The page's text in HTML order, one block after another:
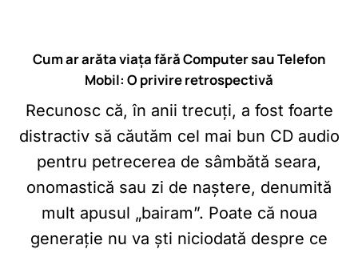
Cum ar arăta viața fără Computer sau Telefon
Mobil: O privire retrospectivă
Recunosc că, în anii trecuți, a fost foarte
distractiv să căutăm cel mai bun CD audio
pentru petrecerea de sâmbătă seara,
onomastică sau zi de naștere, denumită
mult apusul „bairam”. Poate că noua
generație nu va ști niciodată despre ce